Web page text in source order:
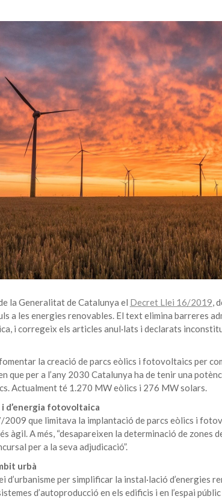
la Generalitat de Catalunya el Decret Llei 16/2019 ,
a les energies renovables. El text elimina barreres
i corregeix els articles anul·lats i declarats
la creació de parcs eòlics i fotovoltaics per
que per a l’any 2030 Catalunya ha de tenir una
Actualment té 1.270 MW eòlics i 276 MW solars.
d’energia fotovoltaica
que limitava la implantació de parcs eòlics i
àgil. A més, “desapareixen la determinació de zones
per a la seva adjudicació”.
urbà
d’urbanisme per simplificar la instal·lació d’energies
d’autoproducció en els edificis i en l’espai